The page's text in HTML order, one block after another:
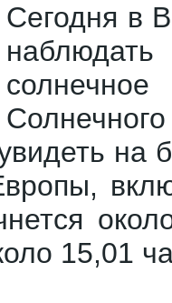
Сегодня в
на
15,01